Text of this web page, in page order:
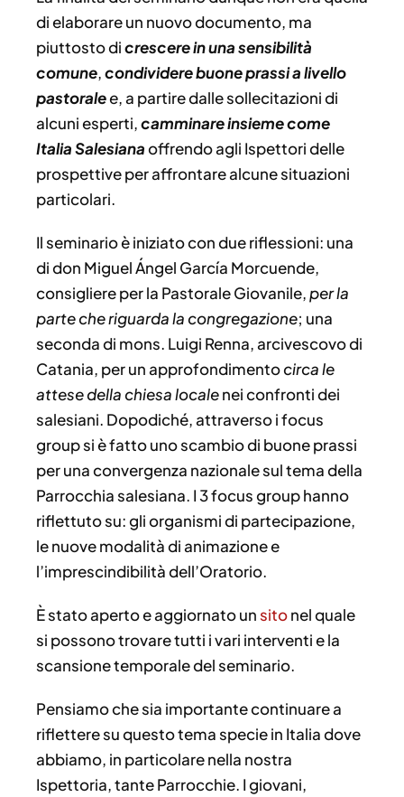
di elaborare un nuovo documento, ma
piuttosto dicrescere in una sensibilità
comune,condividere buone prassi a livello
pastoralee, a partire dalle sollecitazioni di
alcuni esperti,camminare insieme come
Italia Salesianaoffrendo agli Ispettori delle
prospettive per affrontare alcune situazioni
particolari.
Il seminario è iniziato con due riflessioni: una
di don Miguel Ángel García Morcuende,
consigliere per la Pastorale Giovanile,per la
parte che riguarda la congregazione; una
seconda di mons. Luigi Renna, arcivescovo di
Catania, per un approfondimentocirca le
attese della chiesa localenei confronti dei
salesiani. Dopodiché, attraverso i focus
group si è fatto uno scambio di buone prassi
per una convergenza nazionale sul tema della
Parrocchia salesiana. I 3 focus group hanno
riflettuto su: gli organismi di partecipazione,
le nuove modalità di animazione e
l’imprescindibilità dell’Oratorio.
È stato aperto e aggiornato unsitonel quale
si possono trovare tutti i vari interventi e la
scansione temporale del seminario.
Pensiamo che sia importante continuare a
riflettere su questo tema specie in Italia dove
abbiamo, in particolare nella nostra
Ispettoria, tante Parrocchie. I giovani,